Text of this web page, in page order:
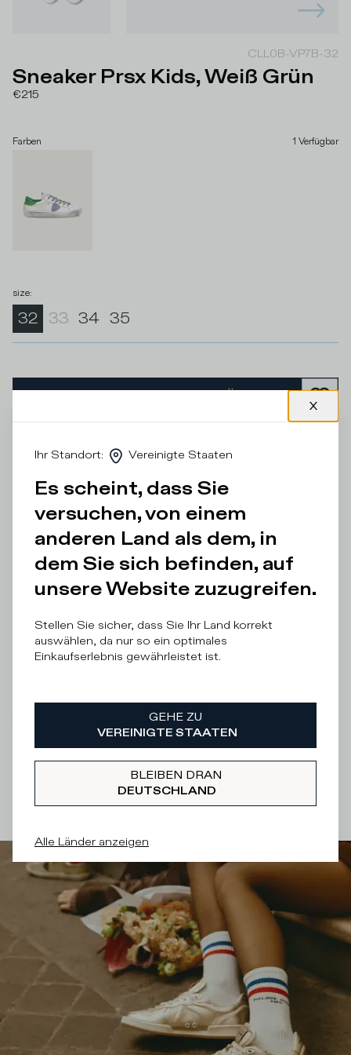
CLL0B-VP7B-32
Sneaker Prsx Kids, Weiß Grün
€215
Farben 1 Verfügbar
size:
32 33 34 35
Lieferzeit:2/3 business days
Lieferung und Bezahlung
Beschreibung
Als Fashion Statement für die zartesten Füße wird der Prsx
auch für die Jüngsten angeboten. Sie behalten ihre
ikonische Konstruktion, mit gebürstetem Obermaterial aus
weißem Leder und farbigen Details: graue Schnürsenkel,
ein Spaß!
Einzelheiten und Zusammensetzung
There was a problem loading related products
problem loading related products
Ihr Standort: Vereinigte Staaten
Es scheint, dass Sie
versuchen, von einem
anderen Land als dem, in
dem Sie sich befinden, auf
unsere Website zuzugreifen.
Stellen Sie sicher, dass Sie Ihr Land korrekt
auswählen, da nur so ein optimales
Einkaufserlebnis gewährleistet ist.
GEHE ZU
VEREINIGTE STAATEN
BLEIBEN DRAN
DEUTSCHLAND
Alle Länder anzeigen